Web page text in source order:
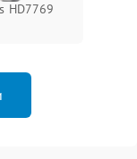
HD7769